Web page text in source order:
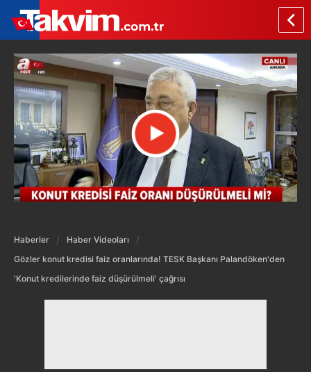
Haberler
Haber Videoları
Gözler konut kredisi faiz oranlarında! TESK Başkanı Palandöken'den
'Konut kredilerinde faiz düşürülmeli' çağrısı